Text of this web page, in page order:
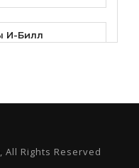
И-Билл
банк
All Rights Reserved